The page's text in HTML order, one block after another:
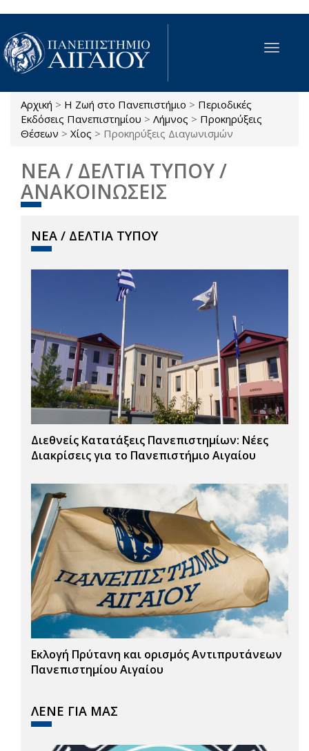
Παράκαμψη προς το κυρίως περιεχόμενο
Toggle
Είστε εδώ
Αρχική > Η Ζωή στο Πανεπιστήμιο > Περιοδικές
Εκδόσεις Πανεπιστημίου > Λήμνος > Προκηρύξεις
Θέσεων > Χίος > Προκηρύξεις Διαγωνισμών
ΝΕΑ / ΔΕΛΤΙΑ ΤΥΠΟΥ /
ΑΝΑΚΟΙΝΩΣΕΙΣ
ΝΕΑ / ΔΕΛΤΙΑ ΤΥΠΟΥ
Διεθνείς Κατατάξεις Πανεπιστημίων: Νέες
Διακρίσεις για το Πανεπιστήμιο Αιγαίου
Εκλογή Πρύτανη και ορισμός Αντιπρυτάνεων
Πανεπιστημίου Αιγαίου
ΛΕΝΕ ΓΙΑ ΜΑΣ